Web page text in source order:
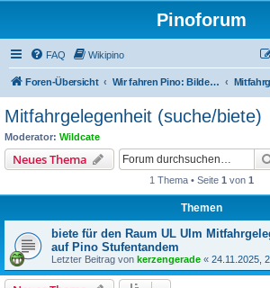
Pinoforum
FAQ Wikipino
Foren-Übersicht Wir fahren Pino: Bilder, Touren, Treffen
Mitfahrgelegenheit (suche/biete)
Moderator: Wildcate
Neues Thema
1 Thema • Seite 1 von 1
Themen
biete für den Raum UL Ulm
auf Pino Stufentandem
Letzter Beitrag von kerzengerade « 24.11.2025,